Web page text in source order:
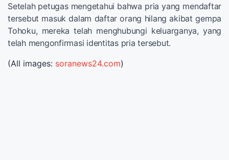
Setelah petugas mengetahui bahwa pria yang mendaftar
tersebut masuk dalam daftar orang hilang akibat gempa
Tohoku, mereka telah menghubungi keluarganya, yang
telah mengonfirmasi identitas pria tersebut.
(All images: soranews24.com)